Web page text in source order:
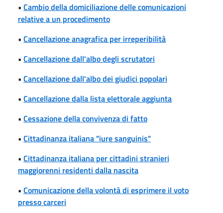
• Cambio della domiciliazione delle comunicazioni
relative a un procedimento
• Cancellazione anagrafica per irreperibilità
• Cancellazione dall'albo degli scrutatori
• Cancellazione dall'albo dei giudici popolari
• Cancellazione dalla lista elettorale aggiunta
• Cessazione della convivenza di fatto
• Cittadinanza italiana "iure sanguinis"
• Cittadinanza italiana per cittadini stranieri
maggiorenni residenti dalla nascita
• Comunicazione della volontà di esprimere il voto
presso carceri